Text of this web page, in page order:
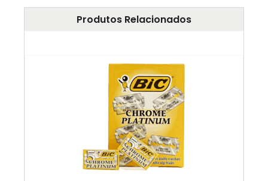
Produtos Relacionados